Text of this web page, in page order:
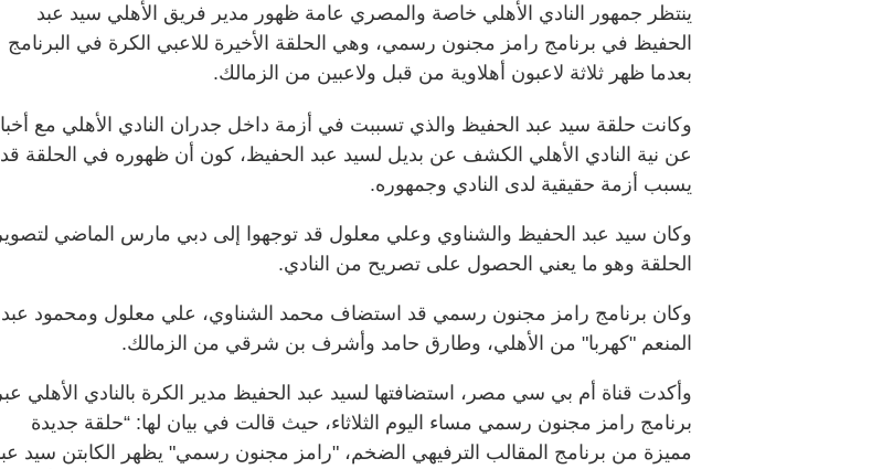
ينتظر جمهور النادي الأهلي خاصة والمصري عامة ظهور مدير فريق الأهلي سيد عبد
الحفيظ في برنامج رامز مجنون رسمي، وهي الحلقة الأخيرة للاعبي الكرة في البرنامج
بعدما ظهر ثلاثة لاعبون أهلاوية من قبل ولاعبين من الزمالك.
وكانت حلقة سيد عبد الحفيظ والذي تسببت في أزمة داخل جدران النادي الأهلي مع
عن نية النادي الأهلي الكشف عن بديل لسيد عبد الحفيظ، كون أن ظهوره في الحلقة قد
يسبب أزمة حقيقية لدى النادي وجمهوره.
وكان سيد عبد الحفيظ والشناوي وعلي معلول قد توجهوا إلى دبي مارس الماضي لتصوير
الحلقة وهو ما يعني الحصول على تصريح من النادي.
وكان برنامج رامز مجنون رسمي قد استضاف محمد الشناوي، علي معلول ومحمود عبد
المنعم "كهربا" من الأهلي، وطارق حامد وأشرف بن شرقي من الزمالك.
وأكدت قناة أم بي سي مصر، استضافتها لسيد عبد الحفيظ مدير الكرة بالنادي الأهلي عبر
برنامج رامز مجنون رسمي مساء اليوم الثلاثاء، حيث قالت في بيان لها: “حلقة جديدة
مميزة من برنامج المقالب الترفيهي الضخم، "رامز مجنون رسمي" يظهر الكابتن سيد